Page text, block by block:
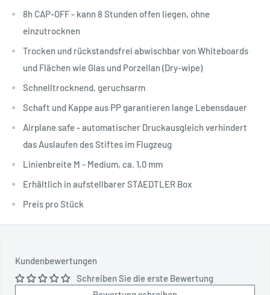
8h CAP-OFF - kann 8 Stunden offen liegen, ohne
einzutrocknen
Trocken und rückstandsfrei abwischbar von Whiteboards
und Flächen wie Glas und Porzellan (Dry-wipe)
Schnelltrocknend, geruchsarm
Schaft und Kappe aus PP garantieren lange Lebensdauer
Airplane safe - automatischer Druckausgleich verhindert
das Auslaufen des Stiftes im Flugzeug
Linienbreite M - Medium, ca. 1,0 mm
Erhältlich in aufstellbarer STAEDTLER Box
Preis pro Stück
Kundenbewertungen
Schreiben Sie die erste Bewertung